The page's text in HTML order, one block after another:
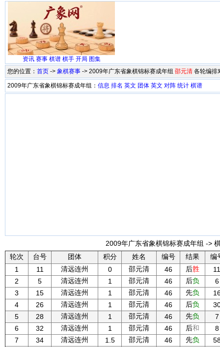
资讯 赛事 棋谱 棋手 开局 图集
您的位置： 首页 -> 象棋赛事 -> 2009年广东省象棋锦标赛成年组 邵元清 各轮编排
2009年广东省象棋锦标赛成年组： 信息 排名 英文 团体 英文 对阵 统计 棋谱
2009年广东省象棋锦标赛成年组 ->
轮次
台号 团体 积分 姓名 编号 结果
编
1
11 清远连州 0 邵元清 46 后胜
11
2
5 清远连州 1 邵元清 46 后负
6
3
15 清远连州 1 邵元清 46 先负
4
26 清远连州 1 邵元清 46 后负
5
28 清远连州 1 邵元清 46 先负
7
6
32 清远连州 1 邵元清 46 后和
8
7
34 清远连州 1.5 邵元清 46 先负